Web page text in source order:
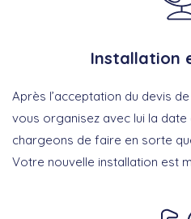
Installation
Après l’acceptation du devis
vous organisez avec lui la date
chargeons de faire en sorte
Votre nouvelle installation est